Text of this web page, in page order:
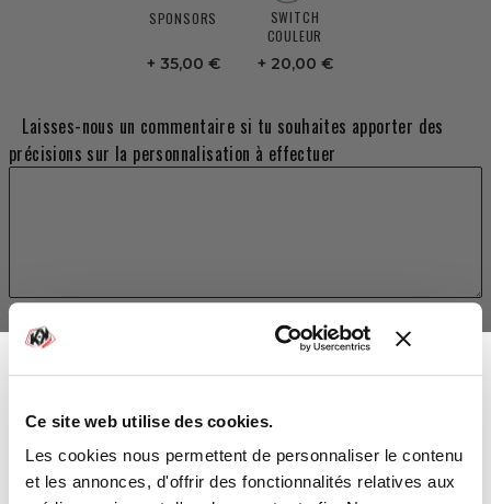
Ce site web utilise des cookies.
Les cookies nous permettent de personnaliser le contenu
et les annonces, d'offrir des fonctionnalités relatives aux
SPONSORS
35,00 €
SWITCH
COULEUR
20,00 €
Laisses-nous un commentaire si tu souhaites apporter des
précisions sur la personnalisation à effectuer
AJOUTER AU PANIER